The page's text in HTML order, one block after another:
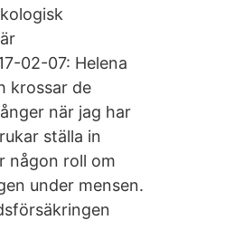
02-07: Helena
krossar de
när jag har
ställa in
någon roll om
under mensen.